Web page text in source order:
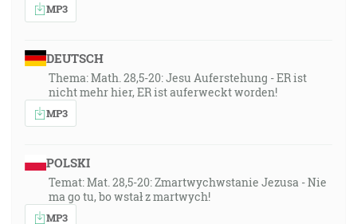
MP3
DEUTSCH
Thema: Math. 28,5-20: Jesu Auferstehung - ER ist
nicht mehr hier, ER ist auferweckt worden!
MP3
POLSKI
Temat: Mat. 28,5-20: Zmartwychwstanie Jezusa - Nie
ma go tu, bo wstał z martwych!
MP3